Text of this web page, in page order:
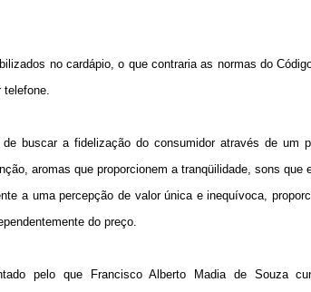
no cardápio, o que contraria as normas do
buscar a fidelização do consumidor através de um
aromas que proporcionem a tranqüilidade, sons que
a uma percepção de valor única e inequívoca,
do preço.
pelo que Francisco Alberto Madia de Souza